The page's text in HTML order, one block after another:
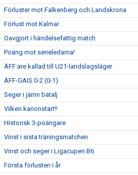
Förluster mot Falkenberg och Landskrona
Förlust mot Kalmar
Oavgjort i händelsefattig match
Poäng mot serieledarna!
ÄFF:are kallad till U21-landslagsläger
ÄFF-GAIS 0-2 (0-1)
Seger i jämn batalj
Vilken kanonstart!!
Historisk 3-poängare
Vinst i sista träningsmatchen
Vinst och seger i Ligacupen B6
Första förlusten i år